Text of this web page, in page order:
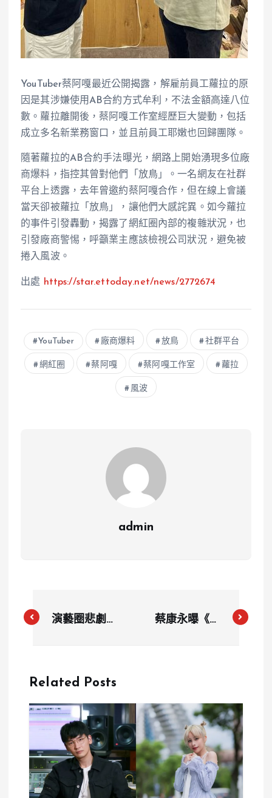
YouTuber蔡阿嘎最近公開揭露，解雇前員工蘿拉的原
因是其涉嫌使用AB合約方式牟利，不法金額高達八位
數。蘿拉離開後，蔡阿嘎工作室經歷巨大變動，包括
成立多名新業務窗口，並且前員工耶嫩也回歸團隊。
隨著蘿拉的AB合約手法曝光，網路上開始湧現多位廠
商爆料，指控其曾對他們「放鳥」。一名網友在社群
平台上透露，去年曾邀約蔡阿嘎合作，但在線上會議
當天卻被蘿拉「放鳥」，讓他們大感詫異。如今蘿拉
的事件引發轟動，揭露了網紅圈內部的複雜狀況，也
引發廠商警惕，呼籲業主應該檢視公司狀況，避免被
捲入風波。
出處 https://star.ettoday.net/news/2772674
YouTuber 廠商爆料 放鳥 社群平台
網紅圈 蔡阿嘎 蔡阿嘎工作室 蘿拉
風波
admin
演藝圈悲劇：
仍無人認屍，
至
蔡康永曝《康
Related Posts